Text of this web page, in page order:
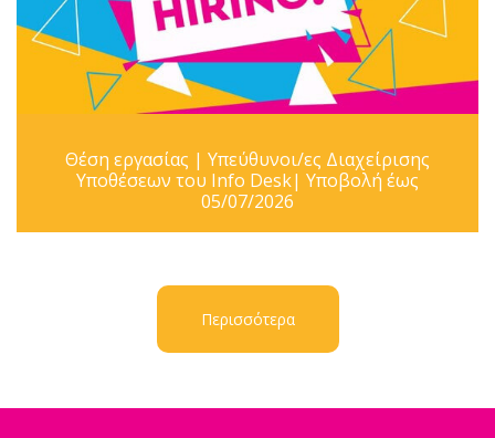
Θέση εργασίας | Υπεύθυνοι/ες Διαχείρισης
Υποθέσεων του Info Desk| Υποβολή έως
05/07/2026
Περισσότερα